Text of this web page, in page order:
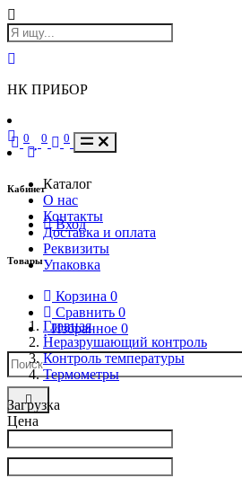
НК ПРИБОР
Кабинет
Вход
Товары
Корзина 0
Сравнить 0
Избранное 0
Написать в Телеграм
0 0 0
Каталог
О нас
Контакты
Доставка и оплата
Реквизиты
Упаковка
Главная
Неразрушающий контроль
Контроль температуры
Термометры
Загрузка
Цена